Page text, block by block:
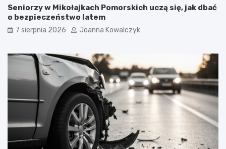
Seniorzy w Mikołajkach Pomorskich uczą się, jak dbać
o bezpieczeństwo latem
7 sierpnia 2026 Joanna Kowalczyk